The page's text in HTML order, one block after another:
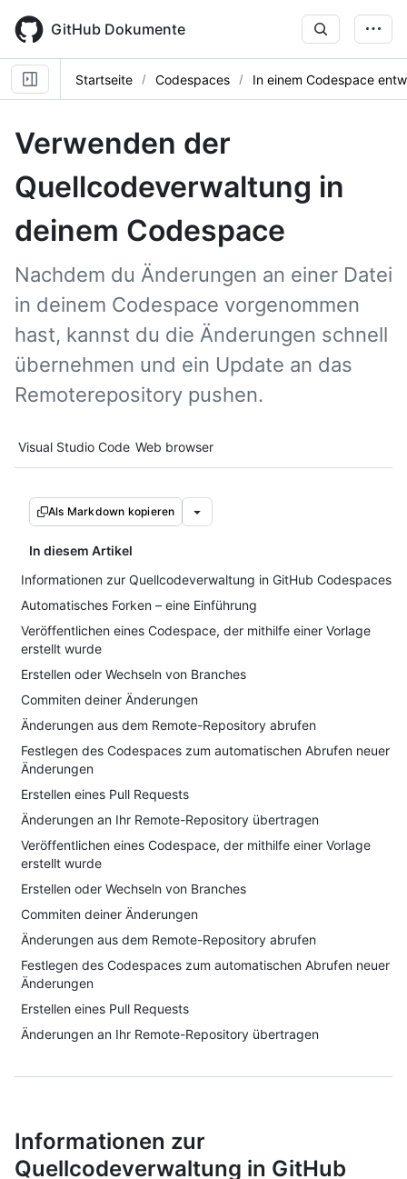
main
content
GitHub Dokumente
Startseite Codespaces In einem Codespace
Verwenden der
Quellcodeverwaltung in
deinem Codespace
Nachdem du Änderungen an einer Datei
in deinem Codespace vorgenommen
hast, kannst du die Änderungen schnell
übernehmen und ein Update an das
Remoterepository pushen.
Tool navigation
Visual Studio Code Web browser
Als Markdown kopieren
In diesem Artikel
Informationen zur Quellcodeverwaltung in GitHub Codespaces
Automatisches Forken – eine Einführung
Veröffentlichen eines Codespace, der mithilfe einer Vorlage
erstellt wurde
Erstellen oder Wechseln von Branches
Commiten deiner Änderungen
Änderungen aus dem Remote-Repository abrufen
Festlegen des Codespaces zum automatischen Abrufen neuer
Änderungen
Erstellen eines Pull Requests
Änderungen an Ihr Remote-Repository übertragen
Veröffentlichen eines Codespace, der mithilfe einer Vorlage
erstellt wurde
Erstellen oder Wechseln von Branches
Commiten deiner Änderungen
Änderungen aus dem Remote-Repository abrufen
Festlegen des Codespaces zum automatischen Abrufen neuer
Änderungen
Erstellen eines Pull Requests
Änderungen an Ihr Remote-Repository übertragen
Informationen zur
Quellcodeverwaltung in GitHub